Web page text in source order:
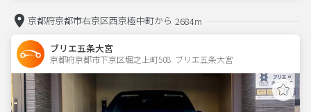
京都府京都市右京区西京極中町から 2684m
ブリエ五条大宮
京都府京都市下京区堀之上町508  ブリエ五条大宮